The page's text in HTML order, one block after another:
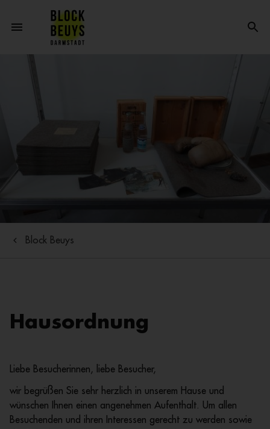
Block Beuys
Hausordnung
Liebe Besucherinnen, liebe Besucher,
wir begrüßen Sie sehr herzlich in unserem Hause und
wünschen Ihnen einen angenehmen Aufenthalt. Um allen
Besuchenden und ihren Interessen gerecht zu werden sowie